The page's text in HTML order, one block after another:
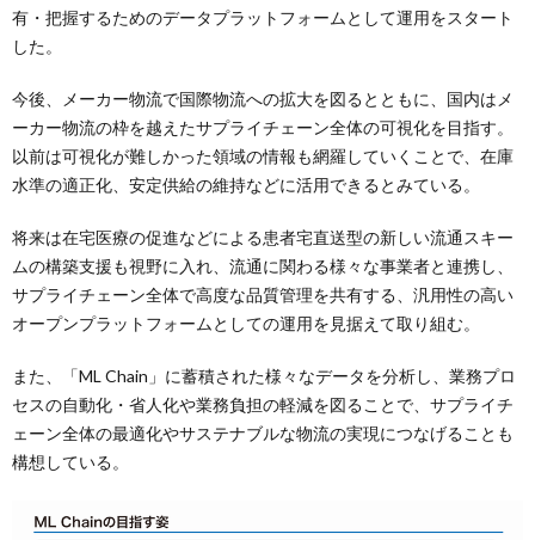
有・把握するためのデータプラットフォームとして運用をスタート
した。
今後、メーカー物流で国際物流への拡大を図るとともに、国内はメ
ーカー物流の枠を越えたサプライチェーン全体の可視化を目指す。
以前は可視化が難しかった領域の情報も網羅していくことで、在庫
水準の適正化、安定供給の維持などに活用できるとみている。
将来は在宅医療の促進などによる患者宅直送型の新しい流通スキー
ムの構築支援も視野に入れ、流通に関わる様々な事業者と連携し、
サプライチェーン全体で高度な品質管理を共有する、汎用性の高い
オープンプラットフォームとしての運用を見据えて取り組む。
また、「ML Chain」に蓄積された様々なデータを分析し、業務プロ
セスの自動化・省人化や業務負担の軽減を図ることで、サプライチ
ェーン全体の最適化やサステナブルな物流の実現につなげることも
構想している。